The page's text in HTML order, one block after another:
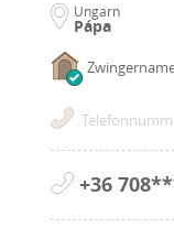
Ungarn
Pápa
+36